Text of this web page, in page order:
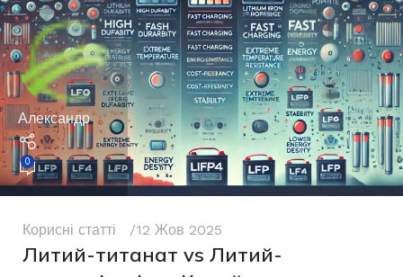
Александр
0
Корисні статті 12 Жов 2025
Литий-титанат vs Литий-